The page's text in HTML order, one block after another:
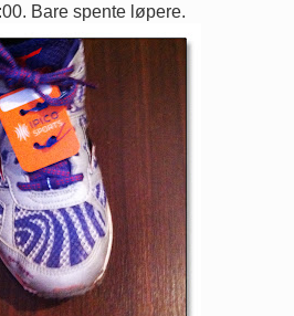
Bare spente løpere.